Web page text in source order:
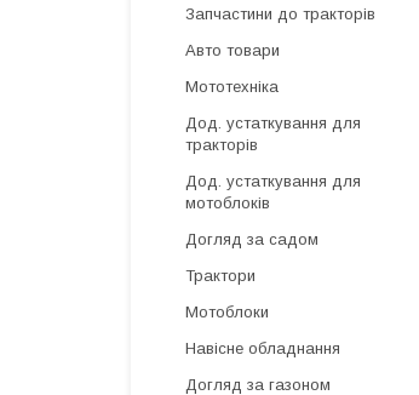
Запчастини до тракторів
Авто товари
Мототехніка
Дод. устаткування для
тракторів
Дод. устаткування для
мотоблоків
Догляд за садом
Трактори
Мотоблоки
Навісне обладнання
Догляд за газоном